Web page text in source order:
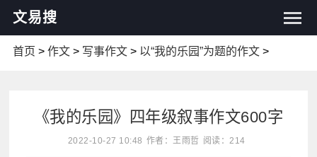
文易搜
首页 > 作文> 写事作文> 以“我的乐园”为题的作文>
《我的乐园》四年级叙事作文600字
2022-10-27 10:48 作者：王雨哲 阅读：214